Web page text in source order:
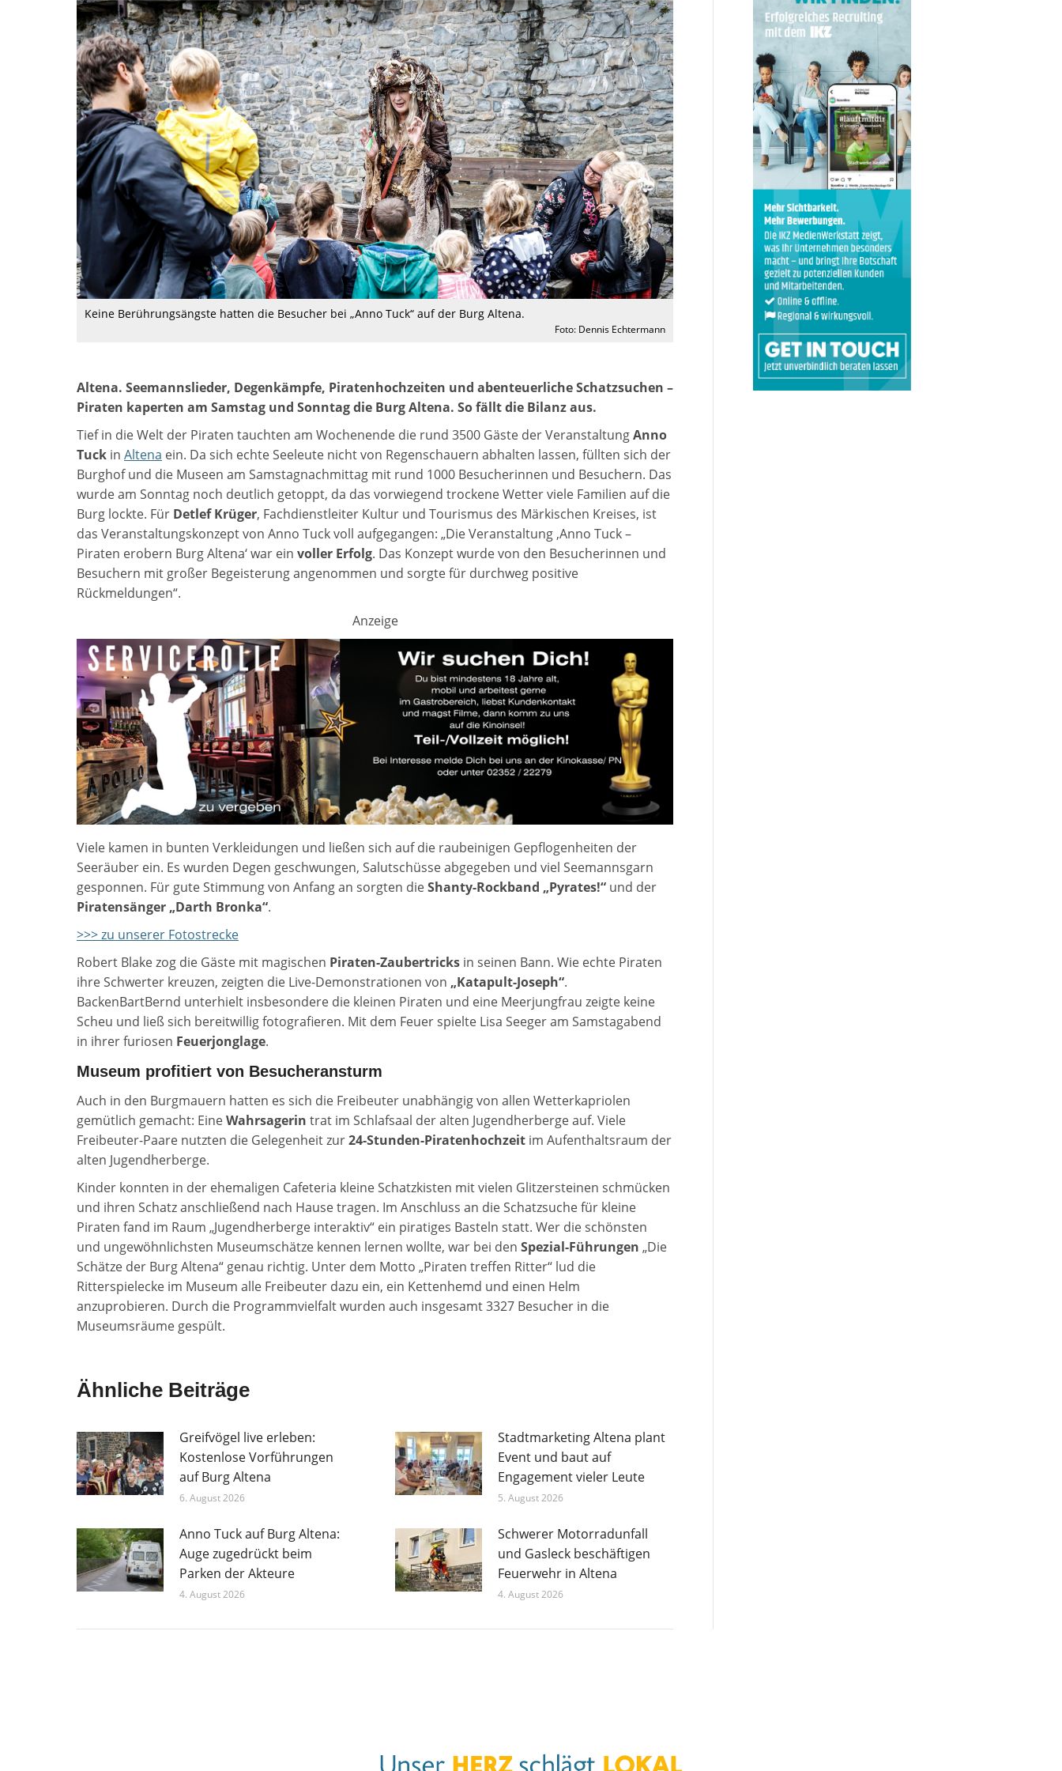
Keine Berührungsängste hatten die Besucher bei „Anno Tuck“ auf der Burg Altena.
Foto: Dennis Echtermann
Altena. Seemannslieder, Degenkämpfe, Piratenhochzeiten und abenteuerliche Schatzsuchen –
Piraten kaperten am Samstag und Sonntag die Burg Altena. So fällt die Bilanz aus.
Tief in die Welt der Piraten tauchten am Wochenende die rund 3500 Gäste der VeranstaltungAnno
Tuck in Altena ein. Da sich echte Seeleute nicht von Regenschauern abhalten lassen, füllten sich der
Burghof und die Museen am Samstagnachmittag mit rund 1000 Besucherinnen und Besuchern. Das
wurde am Sonntag noch deutlich getoppt, da das vorwiegend trockene Wetter viele Familien auf die
Burg lockte. Für Detlef Krüger, Fachdienstleiter Kultur und Tourismus des Märkischen Kreises, ist
das Veranstaltungskonzept von Anno Tuck voll aufgegangen: „Die Veranstaltung ‚Anno Tuck –
Piraten erobern Burg Altena‘ war ein voller Erfolg. Das Konzept wurde von den Besucherinnen und
Besuchern mit großer Begeisterung angenommen und sorgte für durchweg positive
Rückmeldungen“.
Anzeige
Viele kamen in bunten Verkleidungen und ließen sich auf die raubeinigen Gepflogenheiten der
Seeräuber ein. Es wurden Degen geschwungen, Salutschüsse abgegeben und viel Seemannsgarn
gesponnen. Für gute Stimmung von Anfang an sorgten dieShanty-Rockband „Pyrates!“ und der
Piratensänger „Darth Bronka“.
>>> zu unserer Fotostrecke
Robert Blake zog die Gäste mit magischen Piraten-Zaubertricks in seinen Bann. Wie echte Piraten
ihre Schwerter kreuzen, zeigten die Live-Demonstrationen von „Katapult-Joseph“.
BackenBartBernd unterhielt insbesondere die kleinen Piraten und eine Meerjungfrau zeigte keine
Scheu und ließ sich bereitwillig fotografieren. Mit dem Feuer spielte Lisa Seeger am Samstagabend
in ihrer furiosen Feuerjonglage.
Museum profitiert von Besucheransturm
Auch in den Burgmauern hatten es sich die Freibeuter unabhängig von allen Wetterkapriolen
gemütlich gemacht: EineWahrsagerin trat im Schlafsaal der alten Jugendherberge auf. Viele
Freibeuter-Paare nutzten die Gelegenheit zur24-Stunden-Piratenhochzeit im Aufenthaltsraum der
alten Jugendherberge.
Kinder konnten in der ehemaligen Cafeteria kleine Schatzkisten mit vielen Glitzersteinen schmücken
und ihren Schatz anschließend nach Hause tragen. Im Anschluss an die Schatzsuche für kleine
Piraten fand im Raum „Jugendherberge interaktiv“ ein piratiges Basteln statt. Wer die schönsten
und ungewöhnlichsten Museumschätze kennen lernen wollte, war bei den Spezial-Führungen „Die
Schätze der Burg Altena“ genau richtig. Unter dem Motto „Piraten treffen Ritter“ lud die
Ritterspielecke im Museum alle Freibeuter dazu ein, ein Kettenhemd und einen Helm
anzuprobieren. Durch die Programmvielfalt wurden auch insgesamt 3327 Besucher in die
Museumsräume gespült.
Ähnliche Beiträge
Greifvögel live erleben:
Kostenlose Vorführungen
auf Burg Altena
6. August 2026
Stadtmarketing Altena plant
Event und baut auf
Engagement vieler Leute
5. August 2026
Anno Tuck auf Burg Altena:
Auge zugedrückt beim
Parken der Akteure
4. August 2026
Schwerer Motorradunfall
und Gasleck beschäftigen
Feuerwehr in Altena
4. August 2026